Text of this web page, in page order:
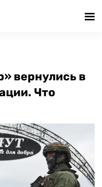
вернулись в
Что